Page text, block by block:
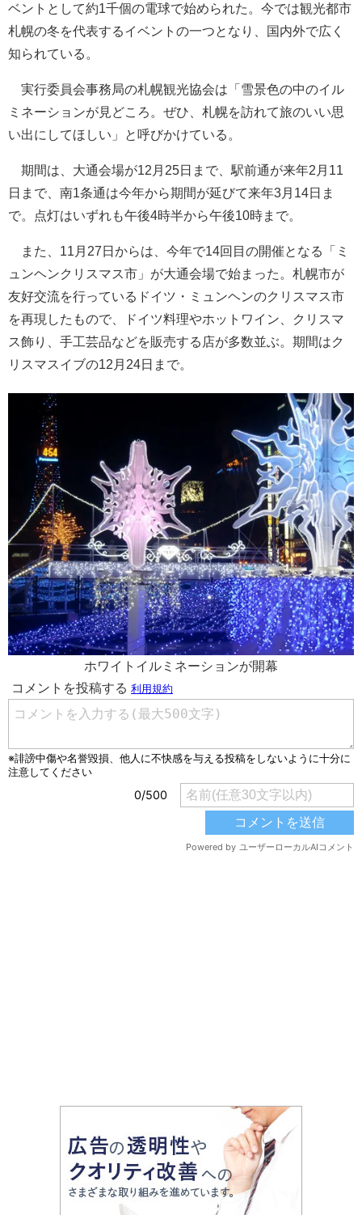
ベントとして約1千個の電球で始められた。今では観光都市
札幌の冬を代表するイベントの一つとなり、国内外で広く
知られている。
実行委員会事務局の札幌観光協会は「雪景色の中のイル
ミネーションが見どころ。ぜひ、札幌を訪れて旅のいい思
い出にしてほしい」と呼びかけている。
期間は、大通会場が12月25日まで、駅前通が来年2月11
日まで、南1条通は今年から期間が延びて来年3月14日ま
で。点灯はいずれも午後4時半から午後10時まで。
また、11月27日からは、今年で14回目の開催となる「ミ
ュンヘンクリスマス市」が大通会場で始まった。札幌市が
友好交流を行っているドイツ・ミュンヘンのクリスマス市
を再現したもので、ドイツ料理やホットワイン、クリスマ
ス飾り、手工芸品などを販売する店が多数並ぶ。期間はク
リスマスイブの12月24日まで。
ホワイトイルミネーションが開幕